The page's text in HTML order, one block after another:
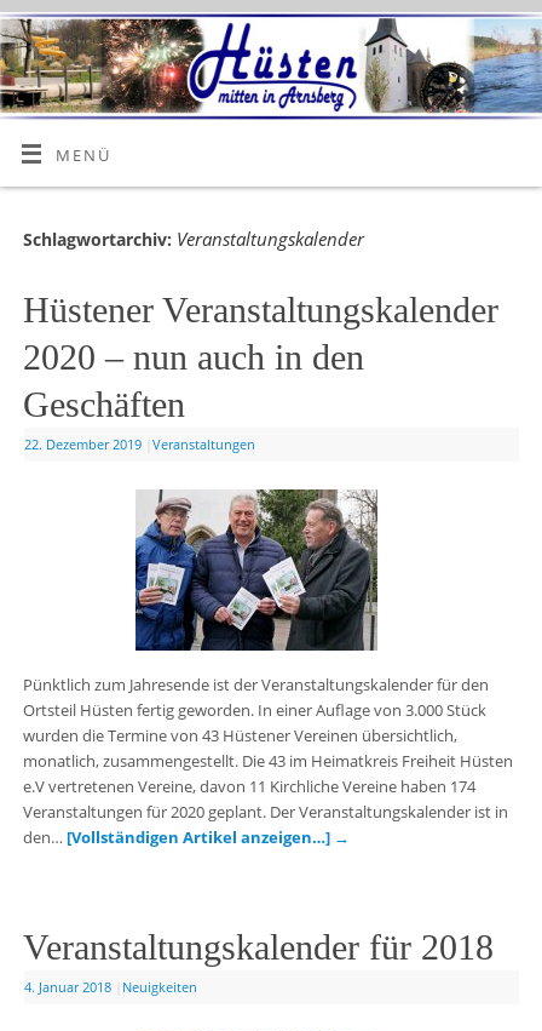
MENÜ
Schlagwortarchiv: Veranstaltungskalender
Hüstener Veranstaltungskalender
2020 – nun auch in den
Geschäften
22. Dezember 2019 Veranstaltungen
Pünktlich zum Jahresende ist der Veranstaltungskalender für den
Ortsteil Hüsten fertig geworden. In einer Auflage von 3.000 Stück
wurden die Termine von 43 Hüstener Vereinen übersichtlich,
monatlich, zusammengestellt. Die 43 im Heimatkreis Freiheit Hüsten
e.V vertretenen Vereine, davon 11 Kirchliche Vereine haben 174
Veranstaltungen für 2020 geplant. Der Veranstaltungskalender ist in
den… [Vollständigen Artikel anzeigen…] →
Veranstaltungskalender für 2018
4. Januar 2018 Neuigkeiten